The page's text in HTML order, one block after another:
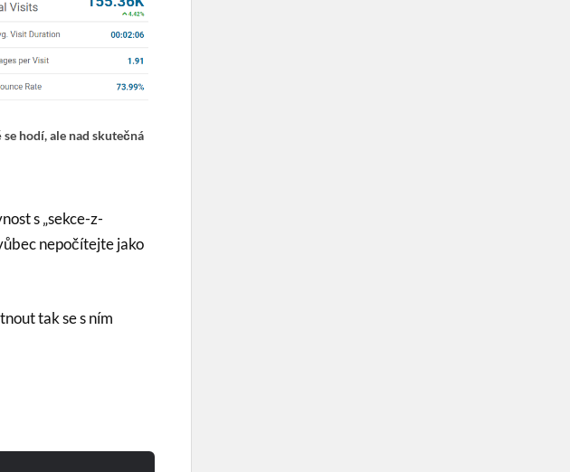
hodí, ale nad skutečná
s „sekce-z-
nepočítejte jako
tak se s ním